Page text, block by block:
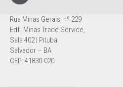
Rua Minas Gerais, nº 229
Edf. Minas Trade Service,
Sala 402 | Pituba
Salvador – BA
CEP: 41830-020